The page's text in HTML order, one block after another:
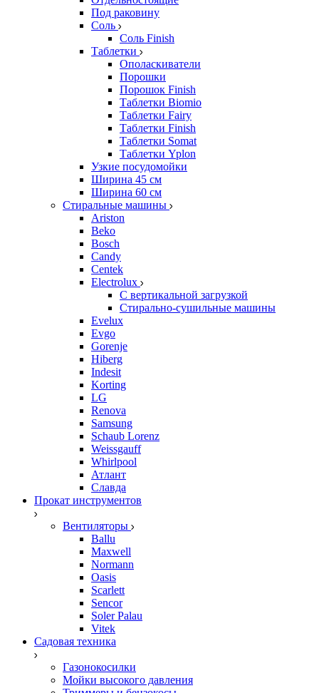
Под раковину
Соль
Соль Finish
Таблетки
Ополаскиватели
Порошки
Порошок Finish
Таблетки Biomio
Таблетки Fairy
Таблетки Finish
Таблетки Somat
Таблетки Yplon
Узкие посудомойки
Ширина 45 см
Ширина 60 см
Стиральные машины
Ariston
Beko
Bosch
Candy
Centek
Electrolux
С вертикальной загрузкой
Стирально-сушильные машины
Evelux
Evgo
Gorenje
Hiberg
Indesit
Korting
LG
Renova
Samsung
Schaub Lorenz
Weissgauff
Whirlpool
Атлант
Славда
Прокат инструментов
Вентиляторы
Ballu
Maxwell
Normann
Oasis
Scarlett
Sencor
Soler Palau
Vitek
Садовая техника
Газонокосилки
Мойки высокого давления